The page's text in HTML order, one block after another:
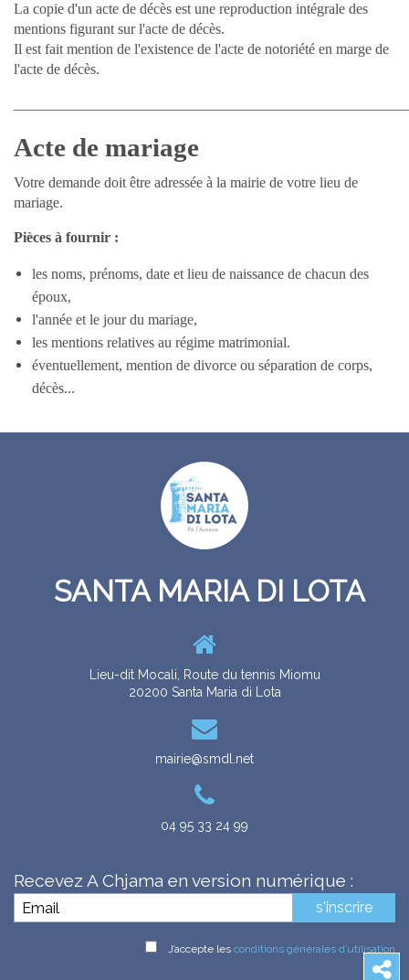
DIMARCHJE
DÉMARCHES
La copie d'un acte de décès est une reproduction intégrale des
mentions figurant sur l'acte de décès.
Il est fait mention de l'existence de l'acte de notoriété en marge de
l'acte de décès.
Acte de mariage
Votre demande doit être adressée à la mairie de votre lieu de
mariage.
Pièces à fournir :
les noms, prénoms, date et lieu de naissance de chacun des
époux,
l'année et le jour du mariage,
les mentions relatives au régime matrimonial.
éventuellement, mention de divorce ou séparation de corps,
décès...
SANTA MARIA DI LOTA
Lieu-dit Mocali, Route du tennis Miomu
20200 Santa Maria di Lota
mairie@smdl.net
04 95 33 24 99
Recevez A Chjama en version numérique :
s'inscrire
J’accepte les conditions générales d’utilisation